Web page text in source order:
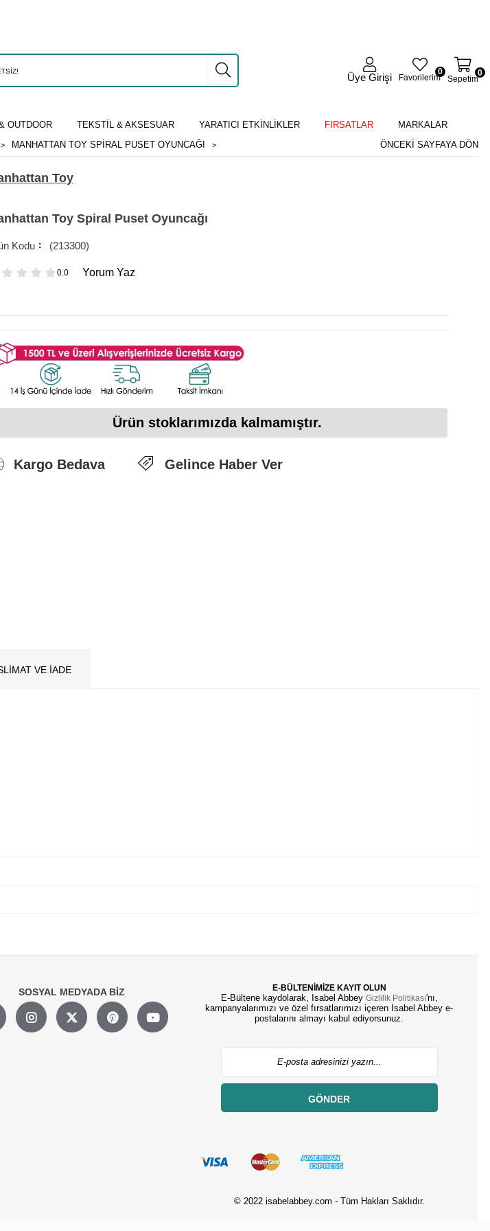
Üye Girişi Favorilerim
0
Sepetim
0
OUTDOOR TEKSTİL & AKSESUAR YARATICI ETKİNLİKLER FIRSATLAR
MARKALAR
MANHATTAN TOY SPIRAL PUSET OYUNCAĞI ÖNCEKI SAYFAYA DÖN
Toy
Toy Spiral Puset Oyuncağı
(213300)
0.0 Yorum Yaz
Ürün stoklarımızda kalmamıştır.
Kargo Bedava Gelince Haber Ver
VE İADE
SOSYAL MEDYADA BİZ E-BÜLTENİMİZE KAYIT OLUN
E-Bültene kaydolarak, Isabel Abbey Gizlilik Politikası'nı,
kampanyalarımızı ve özel fırsatlarımızı içeren Isabel Abbey e-
postalarını almayı kabul ediyorsunuz.
GÖNDER
© 2022 isabelabbey.com - Tüm Hakları Saklıdır.